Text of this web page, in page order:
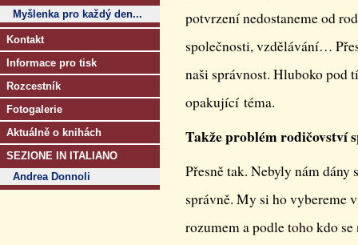
Myšlenka pro každý den...
Kontakt
Informace pro tisk
Rozcestník
Fotogalerie
Aktuálně o knihách
SEZIONE IN ITALIANO
Andrea Donnoli
potvrzení nedostaneme od
společnosti, vzdělávání…
naši správnost. Hluboko pod
opakující téma.
Takže problém rodičovství
Přesně tak. Nebyly nám
správně. My si ho vybereme
rozumem a podle toho kdo